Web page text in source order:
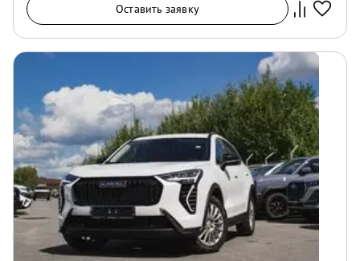
Оставить заявку